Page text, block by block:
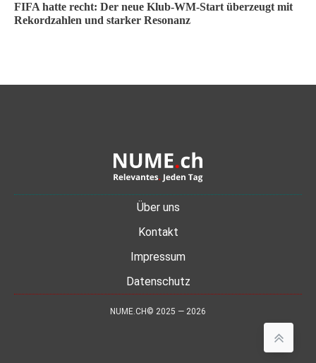
FIFA hatte recht: Der neue Klub-WM-Start überzeugt mit
Rekordzahlen und starker Resonanz
Über uns
Kontakt
Impressum
Datenschutz
NUME.CH© 2025 — 2026